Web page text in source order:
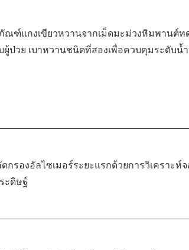
Search
for:
ณฑ์แกงเขียวหวานจากเม็ดมะม่วงหิมพานต์ท
ผู้ป่วย เบาหวานชนิดที่สองเพื่อควบคุมระดับน้
กรองอัลไซเมอร์ระยะแรกด้วยการวิเคราะห์
ะดิษฐ์